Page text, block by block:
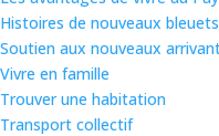
Histoires de nouveaux bleuets
Soutien aux nouveaux
Vivre en famille
Trouver une habitation
Transport collectif